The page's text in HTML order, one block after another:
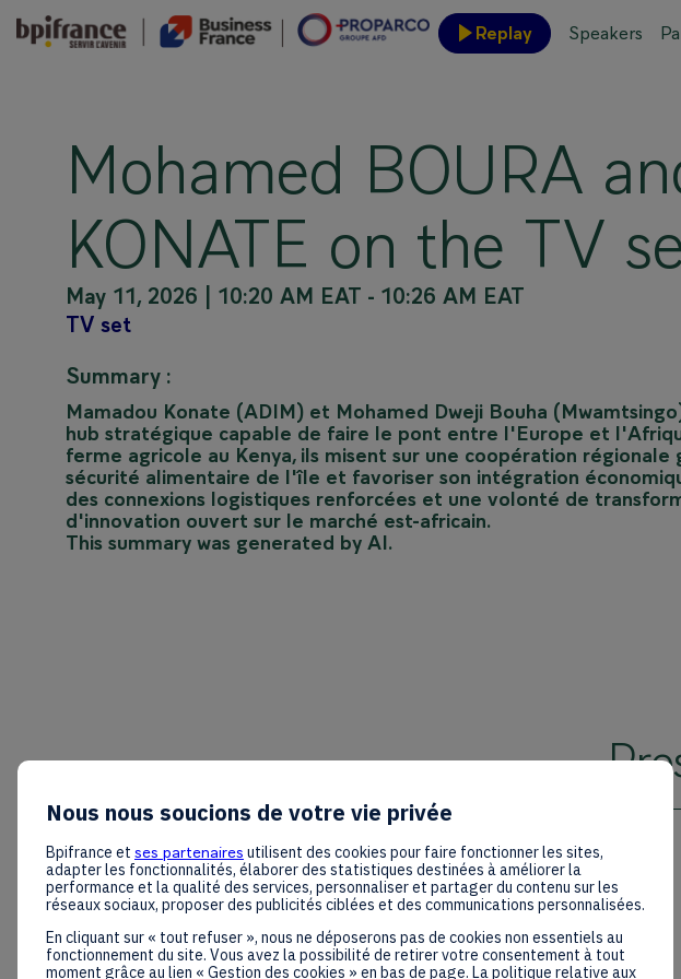
Replay Speakers
Mohamed BOURA
KONATE on the TV
May 11, 2026 10:20 AM EAT - 10:26 AM EAT
TV set
Summary :
Mamadou Konate (ADIM) et Mohamed Dweji Bouha
hub stratégique capable de faire le pont entre l'Europe et
ferme agricole au Kenya, ils misent sur une coopération régionale
sécurité alimentaire de l'île et favoriser son intégration
des connexions logistiques renforcées et une volonté de
d'innovation ouvert sur le marché est-africain.
This summary was generated by AI.
MK
Nous nous soucions de votre vie privée
Bpifrance et ses partenaires utilisent des cookies pour faire fonctionner les sites,
adapter les fonctionnalités, élaborer des statistiques destinées à améliorer la
performance et la qualité des services, personnaliser et partager du contenu sur les
réseaux sociaux, proposer des publicités ciblées et des communications personnalisées.
En cliquant sur « tout refuser », nous ne déposerons pas de cookies non essentiels au
fonctionnement du site. Vous avez la possibilité de retirer votre consentement à tout
moment grâce au lien « Gestion des cookies » en bas de page. La politique relative aux